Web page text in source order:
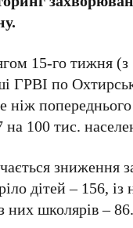
15-го тижня (з
ГРВІ по
ніж
на 100 тис.
зниження
дітей – 156,
них школярів –